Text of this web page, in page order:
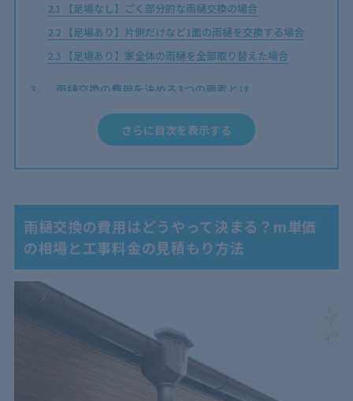
2.1 【足場なし】ごく部分的な雨樋交換の場合
2.2【足場あり】片側だけなど1面の雨樋を交換する場合
2.3【足場あり】家全体の雨樋を全部取り替えた場合
3 雨樋交換の費用を決める3つの要素とは
足場が必要かどうか
交換箇所・範囲
も料金を抑えられる！
4.13社程度の業者に見積もり依頼して比較する
4.2地域密着業者に依頼する
4.3火災保険が適用されるか確認する
雨樋交換の費用を抑えようとやりがちなNG行為2選！
事故・トラブルに注意
高所のDIYは非常に危険
放置すると建物自体の寿命を縮める
さらに目次を表示する
雨樋交換の費用はどうやって決まる？m単価
の相場と工事料金の見積もり方法